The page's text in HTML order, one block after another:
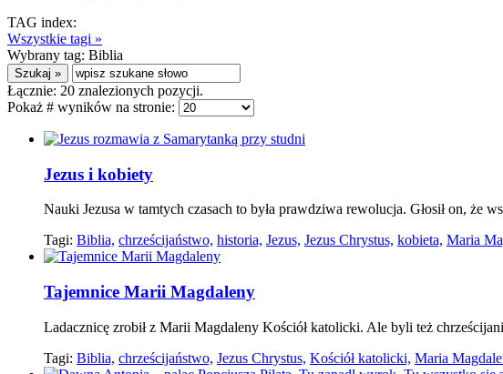
TAG index:
Wszystkie tagi »
Wybrany tag: Biblia
Łącznie: 20 znalezionych pozycji.
Pokaż # wyników na stronie:
Jezus i kobiety
Nauki Jezusa w tamtych czasach to była prawdziwa rewolucja. Głosił on, że
Tagi: Biblia, chrześcijaństwo, historia, Jezus, Jezus Chrystus, kobieta, Maria
Tajemnice Marii Magdaleny
Ladacznicę zrobił z Marii Magdaleny Kościół katolicki. Ale byli też
Tagi: Biblia, chrześcijaństwo, Jezus Chrystus, Kościół katolicki, Maria